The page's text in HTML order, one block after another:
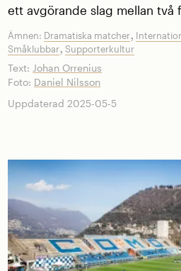
ett avgörande slag mellan två
Ämnen: Dramatiska matcher,
Småklubbar,Supporterkultur
Text: Johan Orrenius
Foto: Daniel Nilsson
Uppdaterad 2025-05-5